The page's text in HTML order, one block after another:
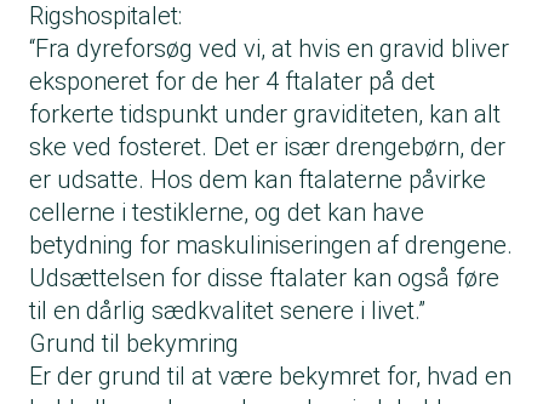
Rigshospitalet:
“Fra dyreforsøg ved vi, at hvis en gravid bliver
eksponeret for de her 4 ftalater på det
forkerte tidspunkt under graviditeten, kan alt
ske ved fosteret. Det er især drengebørn, der
er udsatte. Hos dem kan ftalaterne påvirke
cellerne i testiklerne, og det kan have
betydning for maskuliniseringen af drengene.
Udsættelsen for disse ftalater kan også føre
til en dårlig sædkvalitet senere i livet.”
Grund til bekymring
Er der grund til at være bekymret for, hvad en